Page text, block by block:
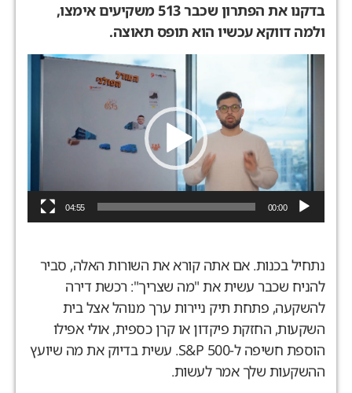
בדקנו את הפתרון שכבר 513 משקיעים אימצו,
דווקא עכשיו הוא תופס תאוצה.
00:00
בכנות. אם אתה קורא את השורות האלה, סביר
שכבר עשית את "מה שצריך": רכשת דירה
פתחת תיק ניירות ערך מנוהל אצל בית
החזקת פיקדון או קרן כספית, אולי אפילו
הוספת חשיפה ל-S&P 500. עשית בדיוק את מה שיועץ
שלך אמר לעשות.